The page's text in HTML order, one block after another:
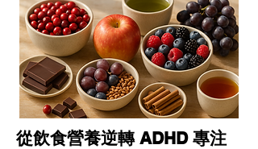
從飲食營養逆轉 ADHD 專注